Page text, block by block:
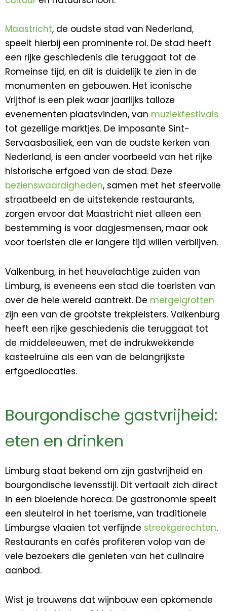
Maastricht, de oudste stad van Nederland,
speelt hierbij een prominente rol. De stad heeft
een rijke geschiedenis die teruggaat tot de
Romeinse tijd, en dit is duidelijk te zien in de
monumenten en gebouwen. Het iconische
Vrijthof is een plek waar jaarlijks talloze
evenementen plaatsvinden, van muziekfestivals
tot gezellige marktjes. De imposante Sint-
Servaasbasiliek, een van de oudste kerken van
Nederland, is een ander voorbeeld van het rijke
historische erfgoed van de stad. Deze
bezienswaardigheden, samen met het sfeervolle
straatbeeld en de uitstekende restaurants,
zorgen ervoor dat Maastricht niet alleen een
bestemming is voor dagjesmensen, maar ook
voor toeristen die er langere tijd willen verblijven.
Valkenburg, in het heuvelachtige zuiden van
Limburg, is eveneens een stad die toeristen van
over de hele wereld aantrekt. De mergelgrotten
zijn een van de grootste trekpleisters. Valkenburg
heeft een rijke geschiedenis die teruggaat tot
de middeleeuwen, met de indrukwekkende
kasteelruïne als een van de belangrijkste
erfgoedlocaties.
Bourgondische gastvrijheid:
eten en drinken
Limburg staat bekend om zijn gastvrijheid en
bourgondische levensstijl. Dit vertaalt zich direct
in een bloeiende horeca. De gastronomie speelt
een sleutelrol in het toerisme, van traditionele
Limburgse vlaaien tot verfijnde streekgerechten.
Restaurants en cafés profiteren volop van de
vele bezoekers die genieten van het culinaire
aanbod.
Wist je trouwens dat wijnbouw een opkomende